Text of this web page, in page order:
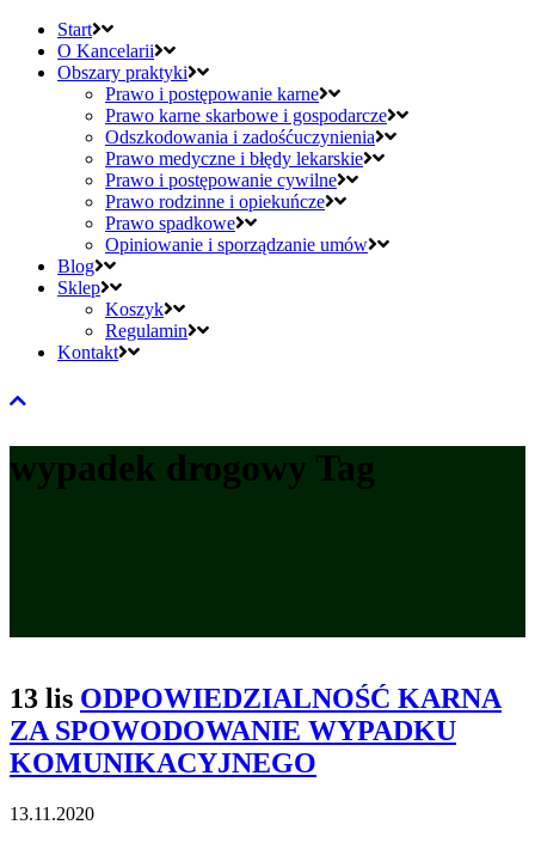
Start
O Kancelarii
Obszary praktyki
Prawo i postępowanie karne
Prawo karne skarbowe i gospodarcze
Odszkodowania i zadośćuczynienia
Prawo medyczne i błędy lekarskie
Prawo i postępowanie cywilne
Prawo rodzinne i opiekuńcze
Prawo spadkowe
Opiniowanie i sporządzanie umów
Blog
Sklep
Koszyk
Regulamin
Kontakt
wypadek drogowy Tag
13 lis ODPOWIEDZIALNOŚĆ KARNA
ZA SPOWODOWANIE WYPADKU
KOMUNIKACYJNEGO
13.11.2020